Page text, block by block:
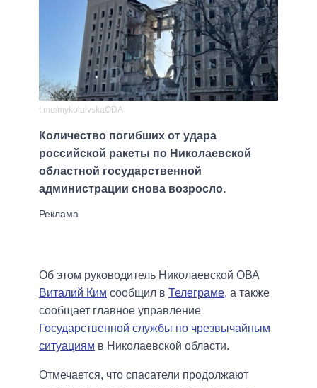
t.me/mykolaivskaODA
Количество погибших от удара
российской ракеты по Николаевской
областной государственной
администрации снова возросло.
Об этом руководитель Николаевской ОВА
Виталий Ким сообщил в Телеграме, а также
сообщает главное управление
Государственной службы по чрезвычайным
ситуациям в Николаевской области.
Отмечается, что спасатели продолжают